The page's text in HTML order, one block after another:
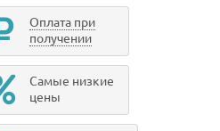
Оплата при
получении
Самые низкие
цены